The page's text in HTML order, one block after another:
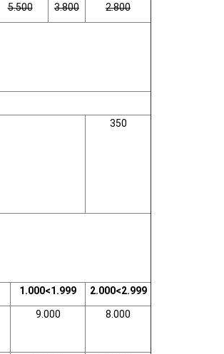
5.500 3.800 2.800
350
1.000<1.999 2.000<2.999
9.000 8.000